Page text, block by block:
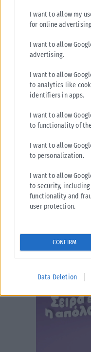
I want to allow my
for online
I want to allow
advertising.
I want to allow
to analytics like
identifiers in apps.
I want to allow
to functionality of
I want to allow
to personalization.
I want to allow
to security,
functionality and
user protection.
CONFIRM
Data Deletion